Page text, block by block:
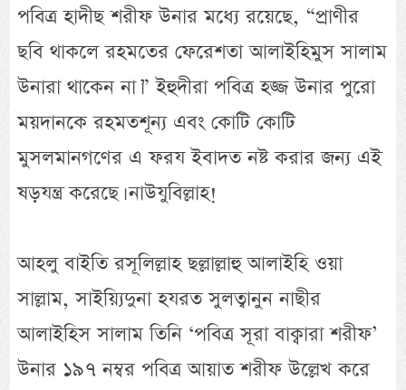
পবিত্র হাদীছ শরীফ উনার মধ্যে রয়েছে, “প্রাণীর
ছবি থাকলে রহমতের ফেরেশতা আলাইহিমুস সালাম
উনারা থাকেন না।” ইহুদীরা পবিত্র হজ্জ উনার পুরো
ময়দানকে রহমতশূন্য এবং কোটি কোটি
মুসলমানগণের এ ফরয ইবাদত নষ্ট করার জন্য এই
ষড়যন্ত্র করেছে। নাউযুবিল্লাহ!
আহলু বাইতি রসূলিল্লাহ ছল্লাল্লাহু আলাইহি ওয়া
সাল্লাম, সাইয়্যিদুনা হযরত সুলত্বানুন নাছীর
আলাইহিস সালাম তিনি ‘পবিত্র সূরা বাক্বারা শরীফ’
উনার ১৯৭ নম্বর পবিত্র আয়াত শরীফ উল্লেখ করে